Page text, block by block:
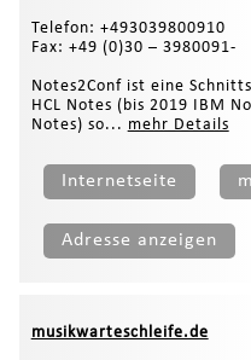
Telefon: +493039800910
Fax: +49 (0)30 – 3980091-
Notes2Conf ist eine
HCL Notes (bis 2019 IBM
Notes) so... mehr Details
Internetseite
Adresse anzeigen
musikwarteschleife.de